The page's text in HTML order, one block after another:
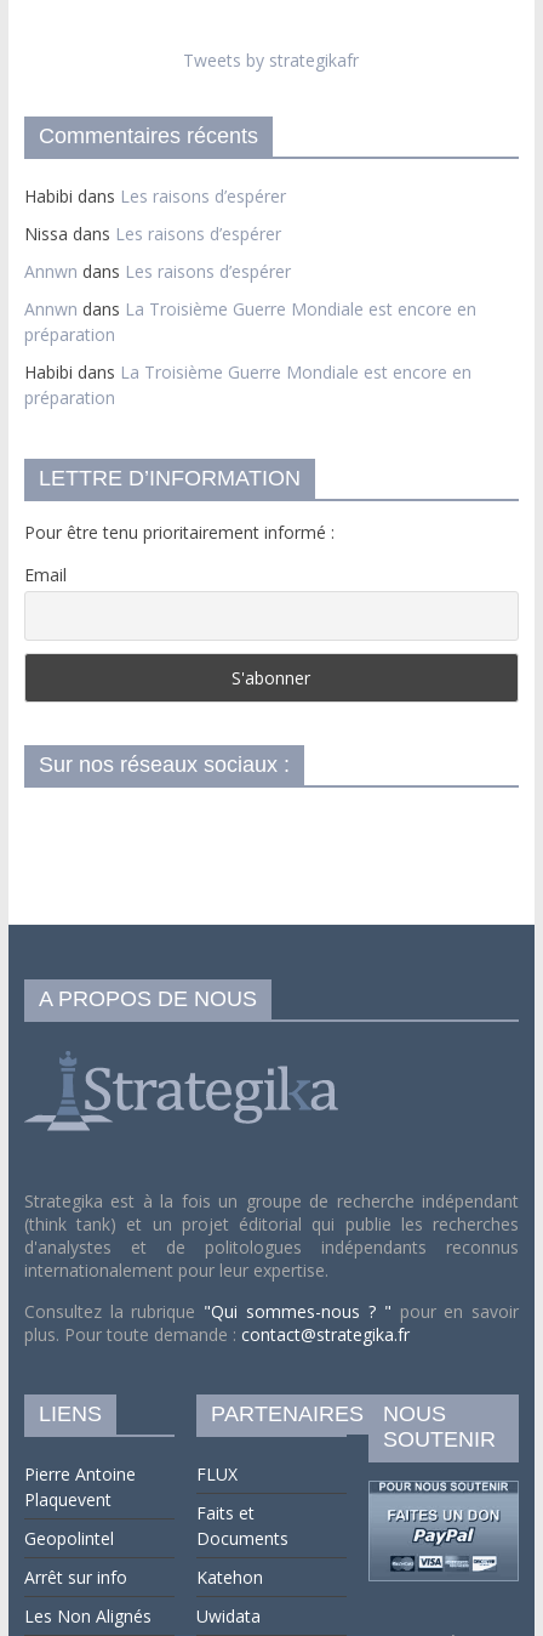
Tweets by strategikafr
Commentaires récents
Habibi dans Les raisons d’espérer
Nissa dans Les raisons d’espérer
Annwn dans Les raisons d’espérer
Annwn dans La Troisième Guerre Mondiale est encore en
préparation
Habibi dans La Troisième Guerre Mondiale est encore en
préparation
LETTRE D’INFORMATION
Pour être tenu prioritairement informé :
Email
Sur nos réseaux sociaux :
A PROPOS DE NOUS
Strategika est à la fois un groupe de recherche indépendant
(think tank) et un projet éditorial qui publie les recherches
d'analystes et de politologues indépendants reconnus
internationalement pour leur expertise.
Consultez la rubrique "Qui sommes-nous ? " pour en savoir
plus. Pour toute demande : contact@strategika.fr
LIENS
Pierre Antoine
Plaquevent
Geopolintel
Arrêt sur info
Les Non Alignés
PARTENAIRES
FLUX
Faits et
Documents
Katehon
Uwidata
NOUS
SOUTENIR